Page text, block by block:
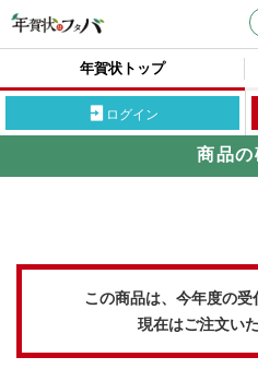
年賀状トップ
ログイン
商品の
この商品は、今年度の受
現在はご注文い